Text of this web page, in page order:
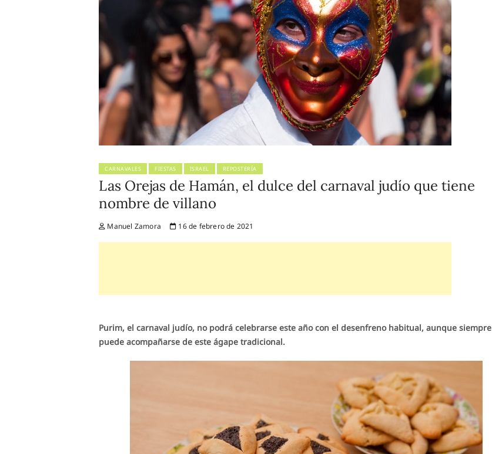
CARNAVALES FIESTAS ISRAEL REPOSTERÍA
Las Orejas de Hamán, el dulce del carnaval judío que tiene
nombre de villano
Manuel Zamora 16 de febrero de 2021
Purim, el carnaval judío, no podrá celebrarse este año con el desenfreno habitual, aunque siempre
puede acompañarse de este ágape tradicional.